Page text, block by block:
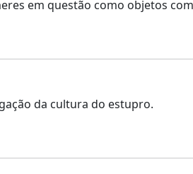
em questão como objetos
da cultura do estupro.